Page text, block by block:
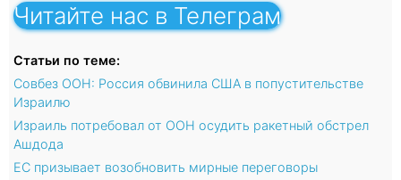
Читайте нас в Телеграм
Статьи по теме:
Совбез ООН: Россия обвинила США в попустительстве
Израилю
Израиль потребовал от ООН осудить ракетный обстрел
Ашдода
ЕС призывает возобновить мирные переговоры